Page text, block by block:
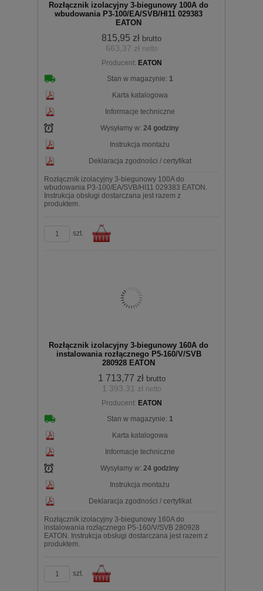
koszyka
Rozłącznik izolacyjny 3-biegunowy 100A do
wbudowania P3-100/EA/SVB/HI11 029383
EATON
815,95 zł brutto
663,37 zł netto
Producent: EATON
Stan w magazynie: 1
Karta katalogowa
Informacje techniczne
Wysyłamy w: 24 godziny
Instrukcja montażu
Deklaracja zgodności / certyfikat
Rozłącznik izolacyjny 3-biegunowy 100A do
wbudowania P3-100/EA/SVB/HI11 029383 EATON.
Instrukcja obsługi dostarczana jest razem z
produktem.
szt.
koszyka
Rozłącznik izolacyjny 3-biegunowy 160A do
instalowania rozłącznego P5-160/V/SVB
280928 EATON
1 713,77 zł brutto
1 393,31 zł netto
Producent: EATON
Stan w magazynie: 1
Karta katalogowa
Informacje techniczne
Wysyłamy w: 24 godziny
Instrukcja montażu
Deklaracja zgodności / certyfikat
Rozłącznik izolacyjny 3-biegunowy 160A do
instalowania rozłącznego P5-160/V/SVB 280928
EATON. Instrukcja obsługi dostarczana jest razem z
produktem.
szt.